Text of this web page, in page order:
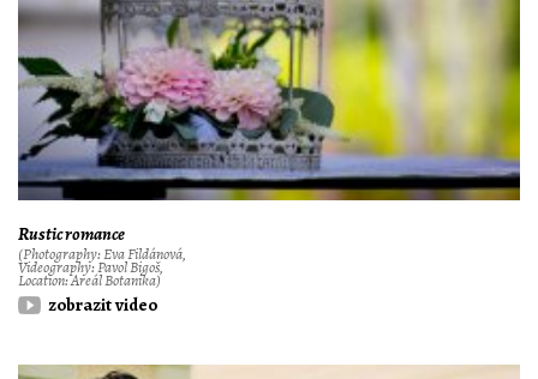
Rustic romance
(Photography: Eva Fildánová,
Videography: Pavol Bigoš,
Location: Areál Botanika)
zobrazit video